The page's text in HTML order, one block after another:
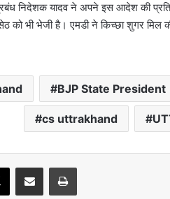
निदेशक यादव ने अपने इस आदेश की
भी भेजी है। एमडी ने किच्छा शुगर मिल
BJP State President
cs uttrakhand
X Share via Email Print